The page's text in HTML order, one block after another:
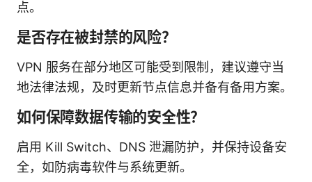
点。
是否存在被封禁的风险？
VPN 服务在部分地区可能受到限制，建议遵守当
地法律法规，及时更新节点信息并备有备用方案。
如何保障数据传输的安全性？
启用 Kill Switch、DNS 泄漏防护，并保持设备安
全，如防病毒软件与系统更新。